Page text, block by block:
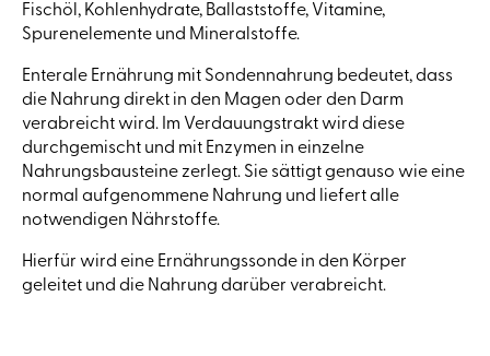
Fischöl, Kohlenhydrate, Ballaststoffe, Vitamine,
Spurenelemente und Mineralstoffe.
Enterale Ernährung mit Sondennahrung bedeutet, dass
die Nahrung direkt in den Magen oder den Darm
verabreicht wird. Im Verdauungstrakt wird diese
durchgemischt und mit Enzymen in einzelne
Nahrungsbausteine zerlegt. Sie sättigt genauso wie eine
normal aufgenommene Nahrung und liefert alle
notwendigen Nährstoffe.
Hierfür wird eine Ernährungssonde in den Körper
geleitet und die Nahrung darüber verabreicht.